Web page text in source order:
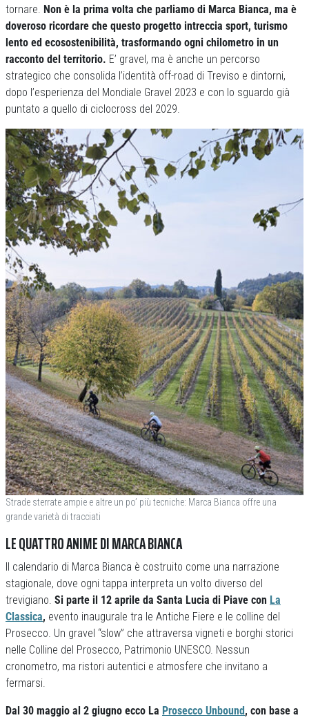
tornare. Non è la prima volta che parliamo di Marca Bianca, ma è
doveroso ricordare che questo progetto intreccia sport, turismo
lento ed ecosostenibilità, trasformando ogni chilometro in un
racconto del territorio. E’ gravel, ma è anche un percorso
strategico che consolida l’identità off-road di Treviso e dintorni,
dopo l’esperienza del Mondiale Gravel 2023 e con lo sguardo già
puntato a quello di ciclocross del 2029.
Strade sterrate ampie e altre un po’ più tecniche: Marca Bianca offre una
grande varietà di tracciati
LE QUATTRO ANIME DI MARCA BIANCA
Il calendario di Marca Bianca è costruito come una narrazione
stagionale, dove ogni tappa interpreta un volto diverso del
trevigiano. Si parte il 12 aprile da Santa Lucia di Piave con La
Classica, evento inaugurale tra le Antiche Fiere e le colline del
Prosecco. Un gravel “slow” che attraversa vigneti e borghi storici
nelle Colline del Prosecco, Patrimonio UNESCO. Nessun
cronometro, ma ristori autentici e atmosfere che invitano a
fermarsi.
Dal 30 maggio al 2 giugno ecco La Prosecco Unbound, con base a